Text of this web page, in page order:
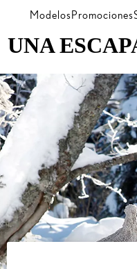
ModelosPromociones
UNA